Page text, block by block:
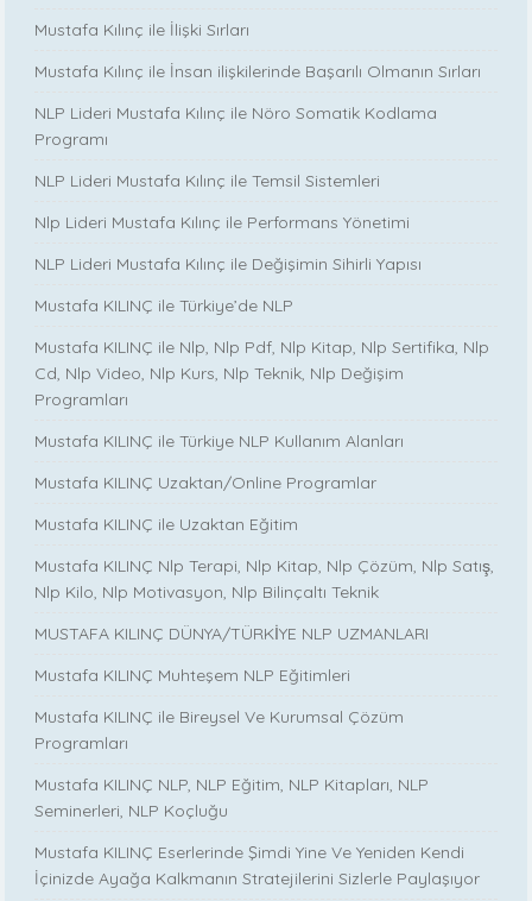
Mustafa Kılınç ile İlişki Sırları
Mustafa Kılınç ile İnsan ilişkilerinde Başarılı Olmanın Sırları
NLP Lideri Mustafa Kılınç ile Nöro Somatik Kodlama
Programı
NLP Lideri Mustafa Kılınç ile Temsil Sistemleri
Nlp Lideri Mustafa Kılınç ile Performans Yönetimi
NLP Lideri Mustafa Kılınç ile Değişimin Sihirli Yapısı
Mustafa KILINÇ ile Türkiye’de NLP
Mustafa KILINÇ ile Nlp, Nlp Pdf, Nlp Kitap, Nlp Sertifika, Nlp
Cd, Nlp Video, Nlp Kurs, Nlp Teknik, Nlp Değişim
Programları
Mustafa KILINÇ ile Türkiye NLP Kullanım Alanları
Mustafa KILINÇ Uzaktan/Online Programlar
Mustafa KILINÇ ile Uzaktan Eğitim
Mustafa KILINÇ Nlp Terapi, Nlp Kitap, Nlp Çözüm, Nlp Satış,
Nlp Kilo, Nlp Motivasyon, Nlp Bilinçaltı Teknik
MUSTAFA KILINÇ DÜNYA/TÜRKİYE NLP UZMANLARI
Mustafa KILINÇ Muhteşem NLP Eğitimleri
Mustafa KILINÇ ile Bireysel Ve Kurumsal Çözüm
Programları
Mustafa KILINÇ NLP, NLP Eğitim, NLP Kitapları, NLP
Seminerleri, NLP Koçluğu
Mustafa KILINÇ Eserlerinde Şimdi Yine Ve Yeniden Kendi
İçinizde Ayağa Kalkmanın Stratejilerini Sizlerle Paylaşıyor